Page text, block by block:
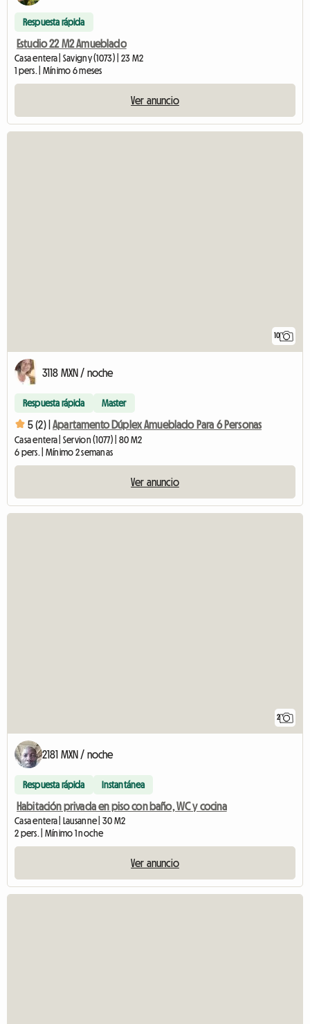
Respuesta rápida
Estudio 22 M2 Amueblado
Casa entera | Savigny (1073) | 23 M2
1 pers. | Mínimo 6 meses
Ver anuncio
10
3118 MXN / noche
Respuesta rápida Master
5 (2) | Apartamento Dúplex Amueblado Para 6 Personas
Casa entera | Servion (1077) | 80 M2
6 pers. | Mínimo 2 semanas
Ver anuncio
2
2181 MXN / noche
Respuesta rápida Instantánea
Habitación privada en piso con baño, WC y cocina
Casa entera | Lausanne | 30 M2
2 pers. | Mínimo 1 noche
Ver anuncio